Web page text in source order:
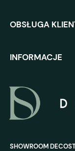
OBSŁUGA
INFORMACJE
SHOWROOM